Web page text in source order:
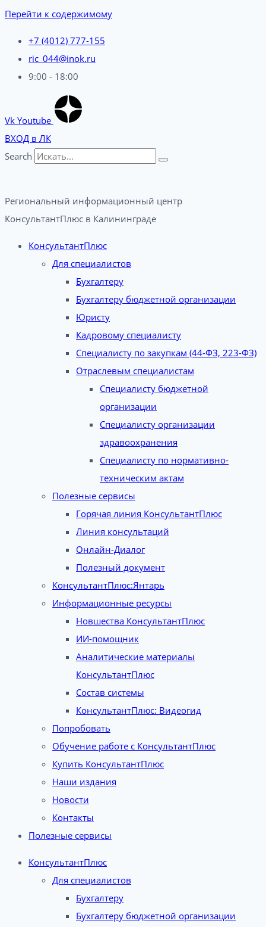
Перейти к содержимому
+7 (4012) 777-155
ric_044@inok.ru
9:00 - 18:00
Vk Youtube
ВХОД в ЛК
Search
Региональный информационный центр
КонсультантПлюс в Калининграде​
КонсультантПлюс
Для специалистов
Бухгалтеру
Бухгалтеру бюджетной организации
Юристу
Кадровому специалисту
Специалисту по закупкам (44-ФЗ, 223-ФЗ)
Отраслевым специалистам
Специалисту бюджетной
организации
Специалисту организации
здравоохранения
Специалисту по нормативно-
техническим актам
Полезные сервисы
Горячая линия КонсультантПлюс
Линия консультаций
Онлайн-Диалог
Полезный документ
КонсультантПлюс:Янтарь
Информационные ресурсы
Новшества КонсультантПлюс
ИИ-помощник
Аналитические материалы
КонсультантПлюс
Состав системы
КонсультантПлюс: Видеогид
Попробовать
Обучение работе с КонсультантПлюс
Купить КонсультантПлюс
Наши издания
Новости
Контакты
Полезные сервисы
КонсультантПлюс
Для специалистов
Бухгалтеру
Бухгалтеру бюджетной организации